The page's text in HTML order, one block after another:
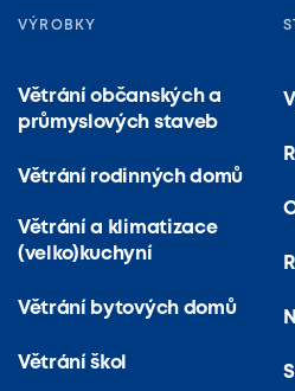
VÝROBKY
Větrání občanských a
průmyslových staveb
Větrání rodinných domů
Větrání a klimatizace
(velko)kuchyní
Větrání bytových domů
Větrání škol